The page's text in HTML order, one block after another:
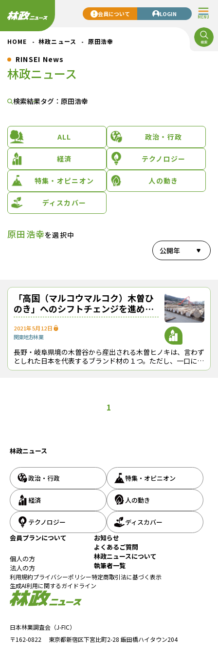
MENU
会員について LOGIN
HOME 林政ニュース 原田浩幸
RINSEI News
林政ニュース
検索結果タグ：原田浩幸
ALL 政治・行政
経済 テクノロジー
特集・オピニオン 人の動き
ディスカバー
原田浩幸を選択中
公開年
「高国（マルコウマルコク）木曽ひ
のき」へのシフトチェンジを進める
木曽官材【産地ルポ】
2021年5月12日
関東地方林業
長野・岐阜県境の木曽谷から産出される木曽ヒノキは、言わず
としれた日本を代表するブランド材の１つ。ただし、一口に木
曽ヒノキといっても、天然生の「木曽檜」と人工林から採れる
1
日本林業調査会（J-FIC）
〒162-0822
東京都新宿区下宮比町2-28 飯田橋ハイタウン204
林政ニュース
政治・行政 特集・オピニオン
経済 人の動き
テクノロジー
ディスカバー
会員プランについて
個人の方
法人の方
お知らせ
よくあるご質問
林政ニュースについて
執筆者一覧
利用規約プライバシーポリシー特定商取引法に基づく表示
生成AI利用に関するガイドライン